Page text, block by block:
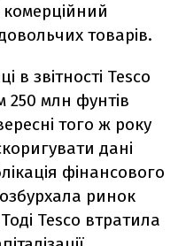
товарів.
в звітності Tesco
250 млн фунтів
того ж року
дані
фінансового
ринок
Tesco втратила